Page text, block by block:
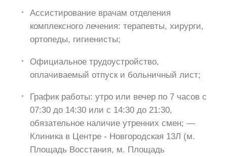
Ассистирование врачам отделения
комплексного лечения: терапевты, хирурги,
ортопеды, гигиенисты;
Официальное трудоустройство,
оплачиваемый отпуск и больничный лист;
График работы: утро или вечер по 7 часов с
07:30 до 14:30 или с 14:30 до 21:30,
обязательное наличие утренних смен; —
Клиника в Центре - Новгородская 13Л (м.
Площадь Восстания, м. Площадь